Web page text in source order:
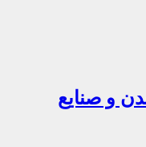
و صنایع